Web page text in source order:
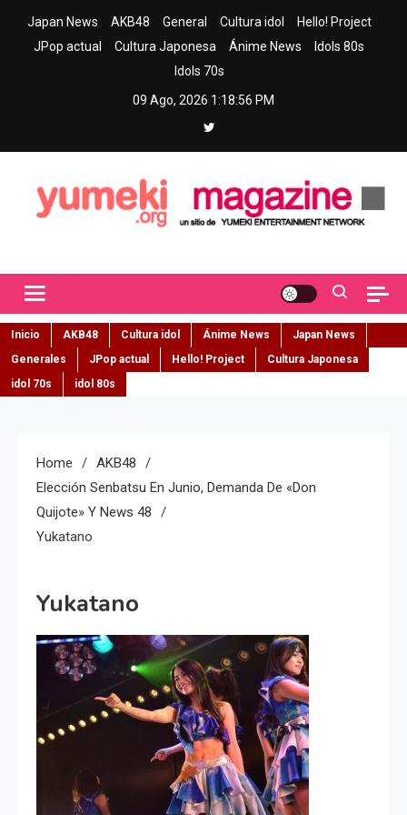
Japan News AKB48 General Cultura idol
Hello! Project
JPop actual
Cultura Japonesa Ánime News
Idols 80s
Idols 70s
09 Ago, 2026 1:18:57 PM
Inicio AKB48 Cultura idol Ánime News
Japan News
Generales
JPop actual Hello! Project
Cultura Japonesa
idol 70s
idol 80s
Home
AKB48
Elección Senbatsu En Junio, Demanda De «Don
Quijote» Y News 48
Yukatano
Yukatano